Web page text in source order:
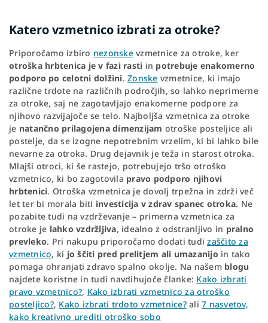
Katero vzmetnico izbrati za otroke?
Priporočamo izbiro nezonskevzmetnice za otroke, ker
otroška hrbtenica je v fazi rasti in potrebuje enakomerno
podporo po celotni dolžini. Zonske vzmetnice, ki imajo
različne trdote na različnih področjih, so lahko neprimerne
za otroke, saj ne zagotavljajo enakomerne podpore za
njihovo razvijajoče se telo. Najboljša vzmetnica za otroke
je natančno prilagojena dimenzijam otroške posteljice ali
postelje, da se izogne nepotrebnim vrzelim, ki bi lahko bile
nevarne za otroka. Drug dejavnik je teža in starost otroka.
Mlajši otroci, ki še rastejo, potrebujejo tršo otroško
vzmetnico, ki bo zagotovila pravo podporo njihovi
hrbtenici. Otroška vzmetnica je dovolj trpežna in zdrži več
let ter bi morala biti investicija v zdrav spanec otroka. Ne
pozabite tudi na vzdrževanje – primerna vzmetnica za
otroke je lahko vzdržljiva, idealno z odstranljivo in pralno
prevleko. Pri nakupu priporočamo dodati tudizaščito za
vzmetnico, ki jo ščiti pred prelitjem ali umazanijo in tako
pomaga ohranjati zdravo spalno okolje. Na našem blogu
najdete koristne in tudi navdihujoče članke: Kako izbrati
pravo vzmetnico?, Kako izbrati vzmetnico za otroško
posteljico?, Kako izbrati trdoto vzmetnice?ali 7 nasvetov,
kako kreativno urediti otroško sobo